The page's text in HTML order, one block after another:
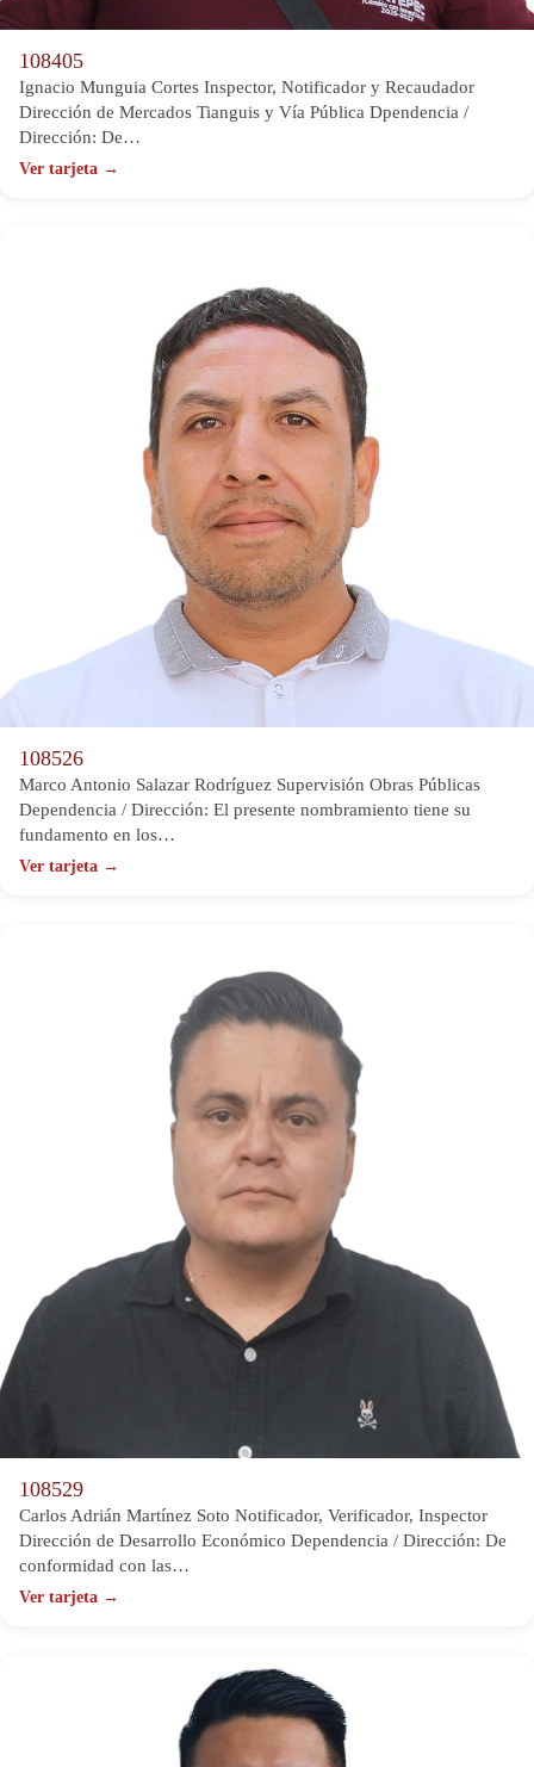
108405
Ignacio Munguia Cortes Inspector, Notificador y Recaudador
Dirección de Mercados Tianguis y Vía Pública Dpendencia /
Dirección: De…
Ver tarjeta →
108526
Marco Antonio Salazar Rodríguez Supervisión Obras Públicas
Dependencia / Dirección: El presente nombramiento tiene su
fundamento en los…
Ver tarjeta →
108529
Carlos Adrián Martínez Soto Notificador, Verificador, Inspector
Dirección de Desarrollo Económico Dependencia / Dirección: De
conformidad con las…
Ver tarjeta →